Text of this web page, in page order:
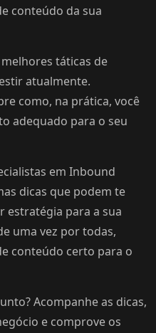
conteúdo da sua
táticas de
atualmente.
como, na prática, você
adequado para o seu
em Inbound
dicas que podem te
estratégia para a sua
uma vez por todas,
conteúdo certo para o
Acompanhe as dicas,
e comprove os